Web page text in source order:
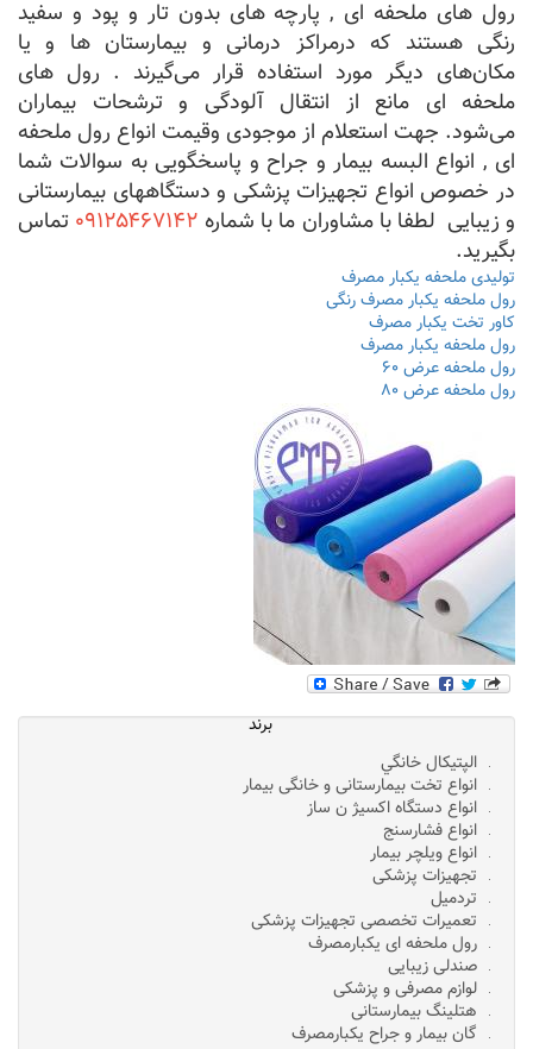
رول های ملحفه ای , پارچه‌ های بدون تار و پود و سفید
رنگی هستند که درمراکز درمانی و بیمارستان‌ ها و یا
مکان‌های دیگر مورد استفاده قرار می‌گیرند . رول های
ملحفه ای مانع از انتقال آلودگی و ترشحات بیماران
می‌شود. جهت استعلام از موجودی وقیمت انواع رول ملحفه
ای , انواع البسه بیمار و جراح و پاسخگویی به سوالات شما
در خصوص انواع تجهیزات پزشکی و دستگاههای بیمارستانی
و زیبایی لطفا با مشاوران ما با شماره ۰۹۱۲۵۴۶۷۱۴۲ تماس
بگیرید.
تولیدی ملحفه یکبار مصرف
رول ملحفه یکبار مصرف رنگی
کاور تخت یکبار مصرف
رول ملحفه یکبار مصرف
رول ملحفه عرض ۶۰
رول ملحفه عرض ۸۰
برند
الپتيکال خانگي
انواع تخت بیمارستانی و خانگی بیمار
انواع دستگاه اکسیژ ن ساز
انواع فشارسنج
انواع ویلچر بیمار
تجهیزات پزشکی
تردمیل
تعمیرات تخصصی تجهیزات پزشکی
رول ملحفه ای یکبارمصرف
صندلی زیبایی
لوازم مصرفی و پزشکی
هتلینگ بیمارستانی
گان بیمار و جراح یکبارمصرف